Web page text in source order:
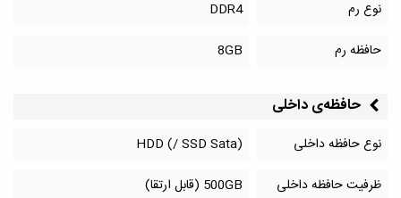
نوع رم
DDR4
حافظه رم
8GB
حافظه‌‌ی داخلی
نوع حافظه داخلی
HDD (/ SSD Sata)
ظرفیت حافظه داخلی
500GB (قابل ارتقا)